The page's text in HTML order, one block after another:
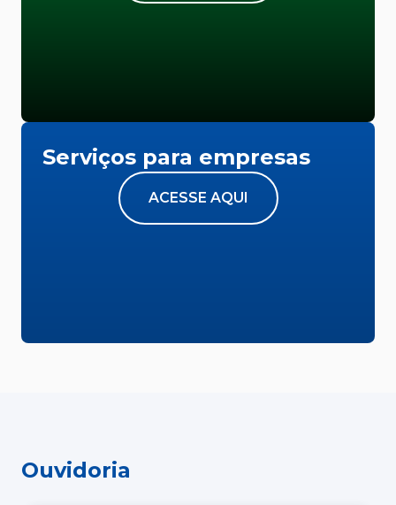
Serviços para empresas
ACESSE AQUI
Ouvidoria